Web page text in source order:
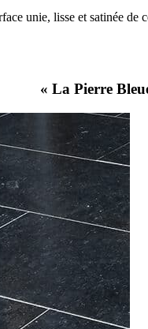
unie, lisse et satinée
« La Pierre